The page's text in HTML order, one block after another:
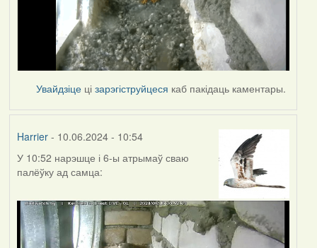
Увайдзіце цізарэгіструйцеся каб пакідаць каментары.
Harrier- 10.06.2024 - 10:54
У 10:52 нарэшце і 6-ы атрымаў сваю
палёўку ад самца: